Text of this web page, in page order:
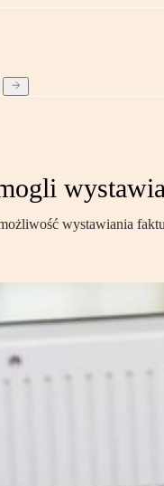
wystawiania